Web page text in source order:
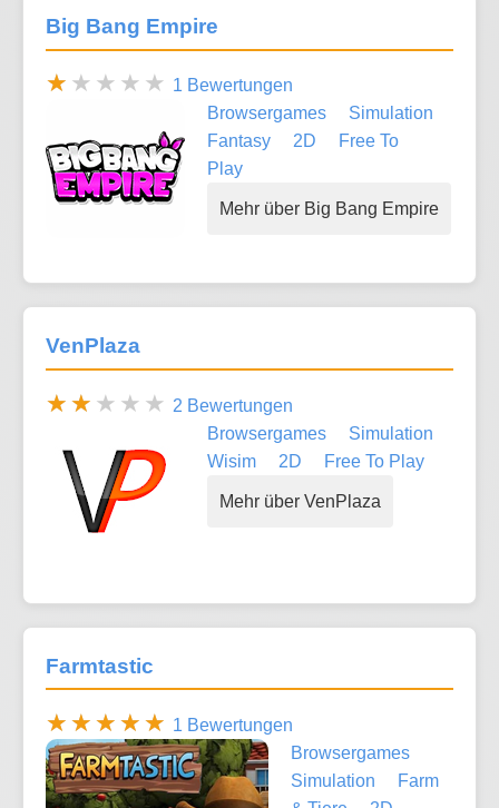
Big Bang Empire
1 Bewertungen
Browsergames
Simulation
Fantasy
2D
Free To
Play
Mehr über Big Bang Empire
VenPlaza
2 Bewertungen
Browsergames
Simulation
Wisim
2D Free To Play
Mehr über VenPlaza
Farmtastic
1 Bewertungen
Browsergames
Simulation
Farm